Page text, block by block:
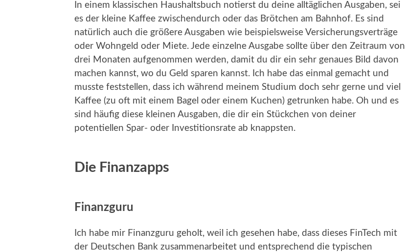
In einem klassischen Haushaltsbuch notierst du deine alltäglichen Ausgaben, sei
es der kleine Kaffee zwischendurch oder das Brötchen am Bahnhof. Es sind
natürlich auch die größere Ausgaben wie beispielsweise Versicherungsverträge
oder Wohngeld oder Miete. Jede einzelne Ausgabe sollte über den Zeitraum von
drei Monaten aufgenommen werden, damit du dir ein sehr genaues Bild davon
machen kannst, wo du Geld sparen kannst. Ich habe das einmal gemacht und
musste feststellen, dass ich während meinem Studium doch sehr gerne und viel
Kaffee (zu oft mit einem Bagel oder einem Kuchen) getrunken habe. Oh und es
sind häufig diese kleinen Ausgaben, die dir ein Stückchen von deiner
potentiellen Spar- oder Investitionsrate ab knappsten.
Die Finanzapps
Finanzguru
Ich habe mir Finanzguru geholt, weil ich gesehen habe, dass dieses FinTech mit
der Deutschen Bank zusammenarbeitet und entsprechend die typischen